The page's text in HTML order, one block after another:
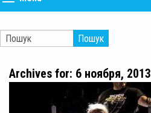
Пошук
Archives for: 6 ноября, 2013